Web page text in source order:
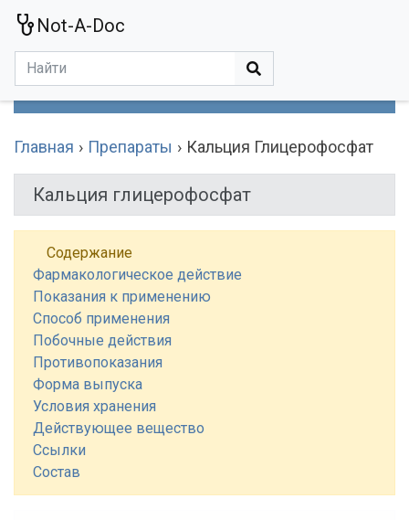
Not-A-Doc
Главная Препараты Кальция Глицерофосфат
Кальция глицерофосфат
Содержание
Фармакологическое действие
Показания к применению
Способ применения
Побочные действия
Противопоказания
Форма выпуска
Условия хранения
Действующее вещество
Ссылки
Состав